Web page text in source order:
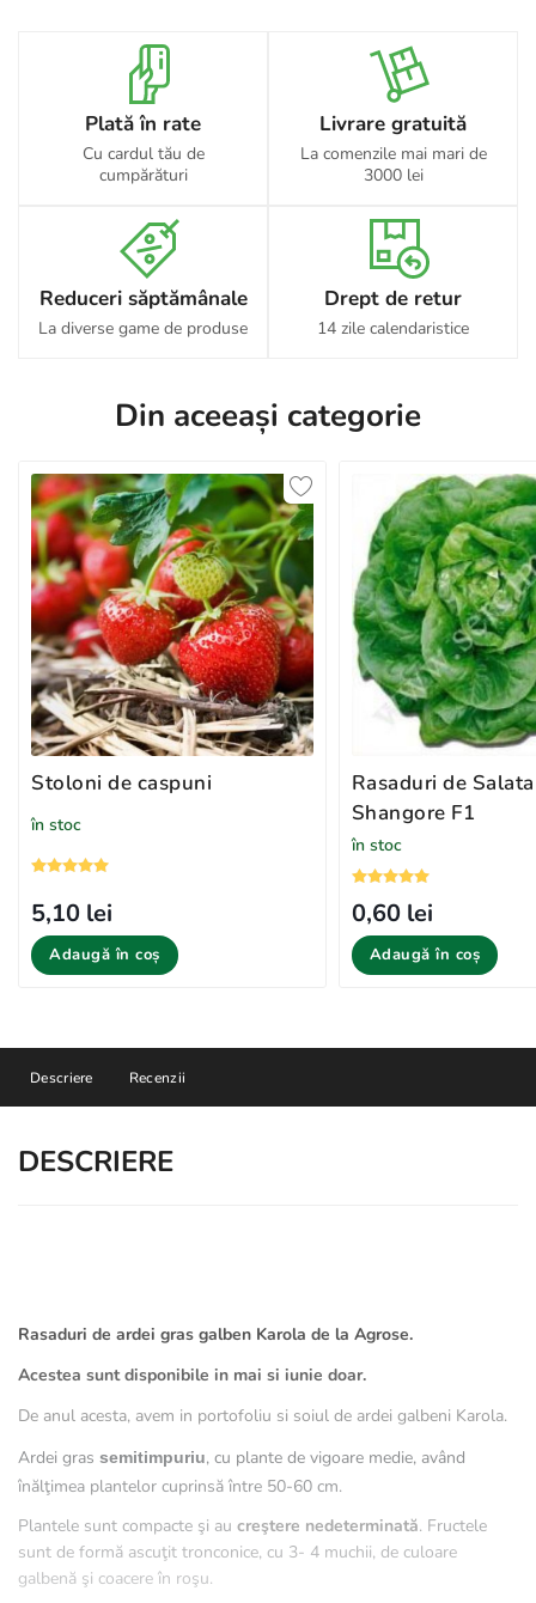
Plată în rate
Cu cardul tău de
cumpărături
Livrare gratuită
La comenzile mai mari de
3000 lei
Reduceri săptămânale
La diverse game de produse
Drept de retur
14 zile calendaristice
Din aceeași categorie
Stoloni de caspuni
în stoc
5,10 lei
Adaugă în coș
Rasaduri de
Shangore F1
în stoc
0,60 lei
Adaugă în coș
Descriere Recenzii
DESCRIERE
Rasaduri de ardei gras galben Karola de la Agrose.
Acestea sunt disponibile in mai si iunie doar.
De anul acesta, avem in portofoliu si soiul de ardei galbeni Karola.
Ardei gras semitimpuriu, cu plante de vigoare medie, având
înălţimea plantelor cuprinsă între 50-60 cm.
Plantele sunt compacte şi au creştere nedeterminată. Fructele
sunt de formă ascuţit tronconice, cu 3- 4 muchii, de culoare
galbenă şi coacere în roşu.